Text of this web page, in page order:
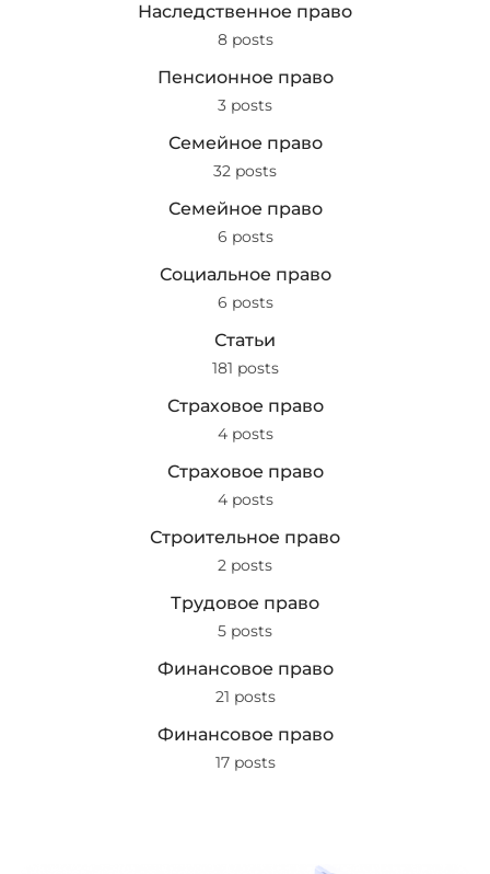
Наследственное право
8 posts
Пенсионное право
3 posts
Семейное право
32 posts
Семейное право
6 posts
Социальное право
6 posts
Статьи
181 posts
Страховое право
4 posts
Страховое право
4 posts
Строительное право
2 posts
Трудовое право
5 posts
Финансовое право
21 posts
Финансовое право
17 posts